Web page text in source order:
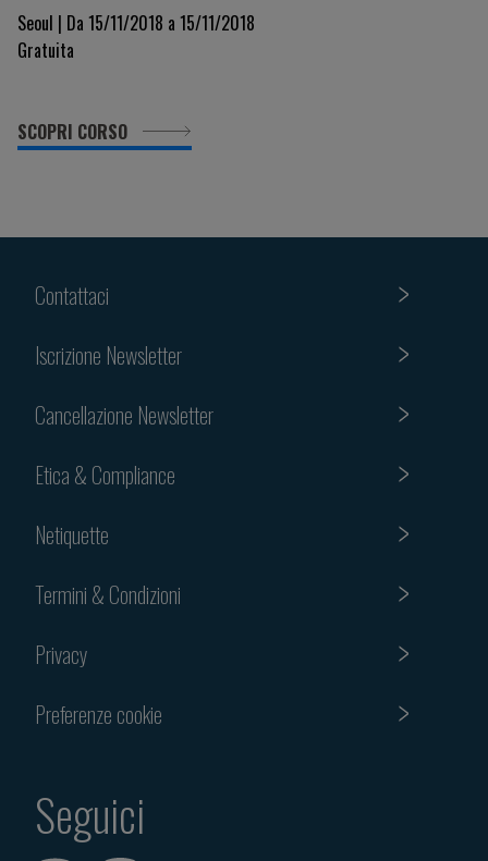
& Pancreas - Advances in understanding,
prevention and management
Seoul | Da 15/11/2018 a 15/11/2018
Gratuita
SCOPRI CORSO
Contattaci
Iscrizione Newsletter
Cancellazione Newsletter
Etica & Compliance
Netiquette
Termini & Condizioni
Privacy
Preferenze cookie
Seguici